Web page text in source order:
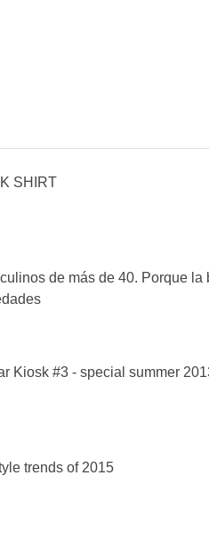
SHIRT
de más de 40. Porque la
Kiosk #3 - special summer
trends of 2015